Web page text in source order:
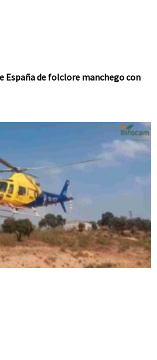
España de folclore manchego con